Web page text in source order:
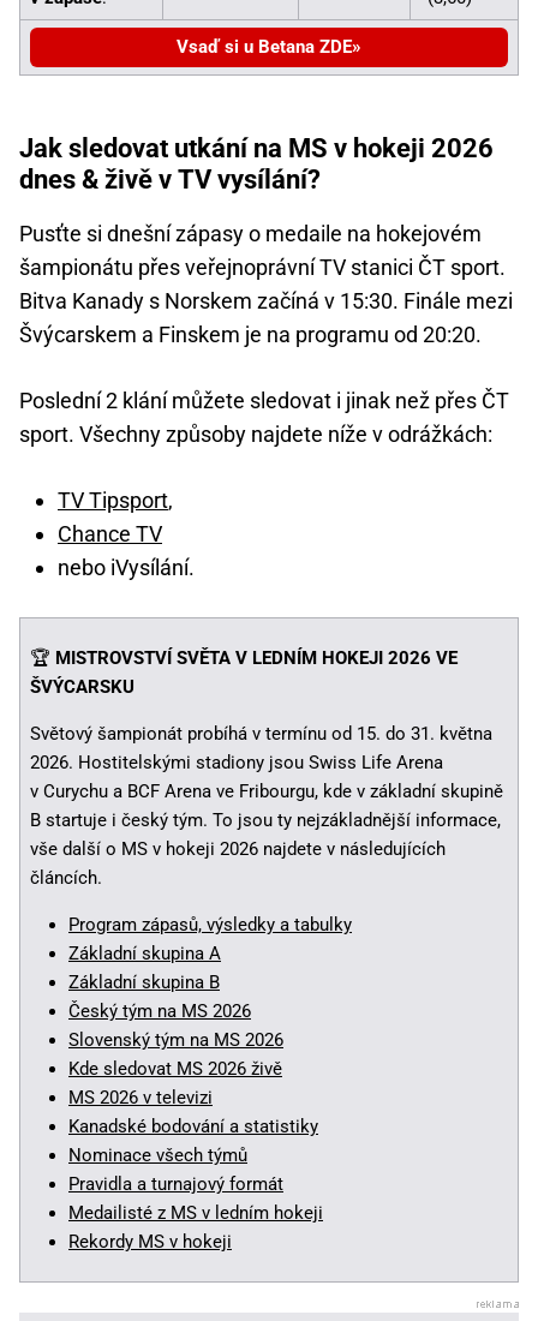
Vsaď si u Betana ZDE
Jak sledovat utkání na MS v hokeji 2026
dnes & živě v TV vysílání?
Pusťte si dnešní zápasy o medaile na hokejovém
šampionátu přes veřejnoprávní TV stanici ČT sport.
Bitva Kanady s Norskem začíná v 15:30. Finále mezi
Švýcarskem a Finskem je na programu od 20:20.
Poslední 2 klání můžete sledovat i jinak než přes ČT
sport. Všechny způsoby najdete níže v odrážkách:
TV Tipsport,
Chance TV
nebo iVysílání.
🏆 MISTROVSTVÍ SVĚTA V LEDNÍM HOKEJI 2026 VE
ŠVÝCARSKU
Světový šampionát probíhá v termínu od 15. do 31. května
2026. Hostitelskými stadiony jsou Swiss Life Arena
v Curychu a BCF Arena ve Fribourgu, kde v základní skupině
B startuje i český tým. To jsou ty nejzákladnější informace,
vše další o MS v hokeji 2026 najdete v následujících
článcích.
Program zápasů, výsledky a tabulky
Základní skupina A
Základní skupina B
Český tým na MS 2026
Slovenský tým na MS 2026
Kde sledovat MS 2026 živě
MS 2026 v televizi
Kanadské bodování a statistiky
Nominace všech týmů
Pravidla a turnajový formát
Medailisté z MS v ledním hokeji
Rekordy MS v hokeji